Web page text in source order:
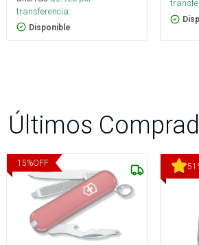
transferencia.
Disponible
Últimos
15%OFF 51